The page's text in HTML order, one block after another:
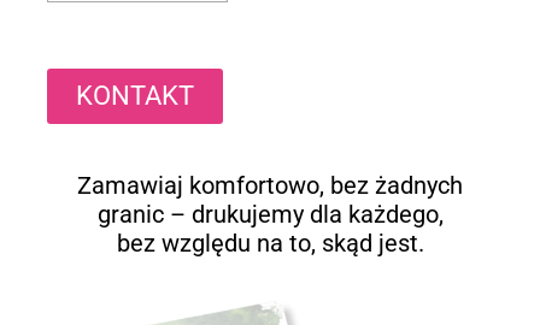
KONTAKT
Zamawiaj komfortowo, bez żadnych
granic – drukujemy dla każdego,
bez względu na to, skąd jest.